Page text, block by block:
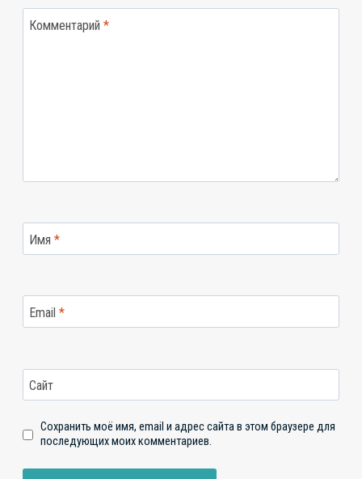
Комментарий *
Имя *
Email *
Сайт
Сохранить моё имя, email и адрес сайта в этом браузере для
последующих моих комментариев.